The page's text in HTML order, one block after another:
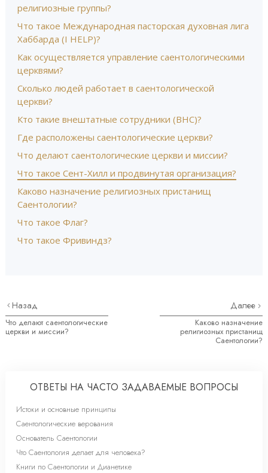
религиозные группы?
Что такое Международная пасторская духовная лига
Хаббарда (I HELP)?
Как осуществляется управление саентологическими
церквями?
Сколько людей работает в cаентологической
церкви?
Кто такие внештатные сотрудники (ВНС)?
Где расположены саентологические церкви?
Что делают саентологические церкви и миссии?
Что такое Сент-Хилл и продвинутая организация?
Каково назначение религиозных пристанищ
Саентологии?
Что такое Флаг?
Что такое Фривиндз?
Назад
Что делают саентологические
церкви и миссии?
Далее
Каково назначение
религиозных пристанищ
Саентологии?
ОТВЕТЫ НА ЧАСТО ЗАДАВАЕМЫЕ ВОПРОСЫ
Истоки и основные принципы
Саентологические верования
Основатель Саентологии
Что Саентология делает для человека?
Книги по Саентологии и Дианетике